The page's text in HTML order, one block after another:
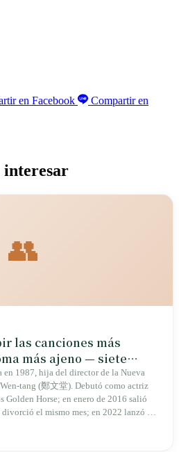
en Facebook
Compartir en
interesar
👥
las canciones más
más ajeno — siete
de su identidad en
premios en Taiyu en los
2023
1987, hija del director de la Nueva
tang (鄭文堂). Debutó como actriz
Golden Horse; en enero de 2016 salió
el mismo mes; en 2022 lanzó su
taiyu, 《水逆》 (Mercury Retrograde);